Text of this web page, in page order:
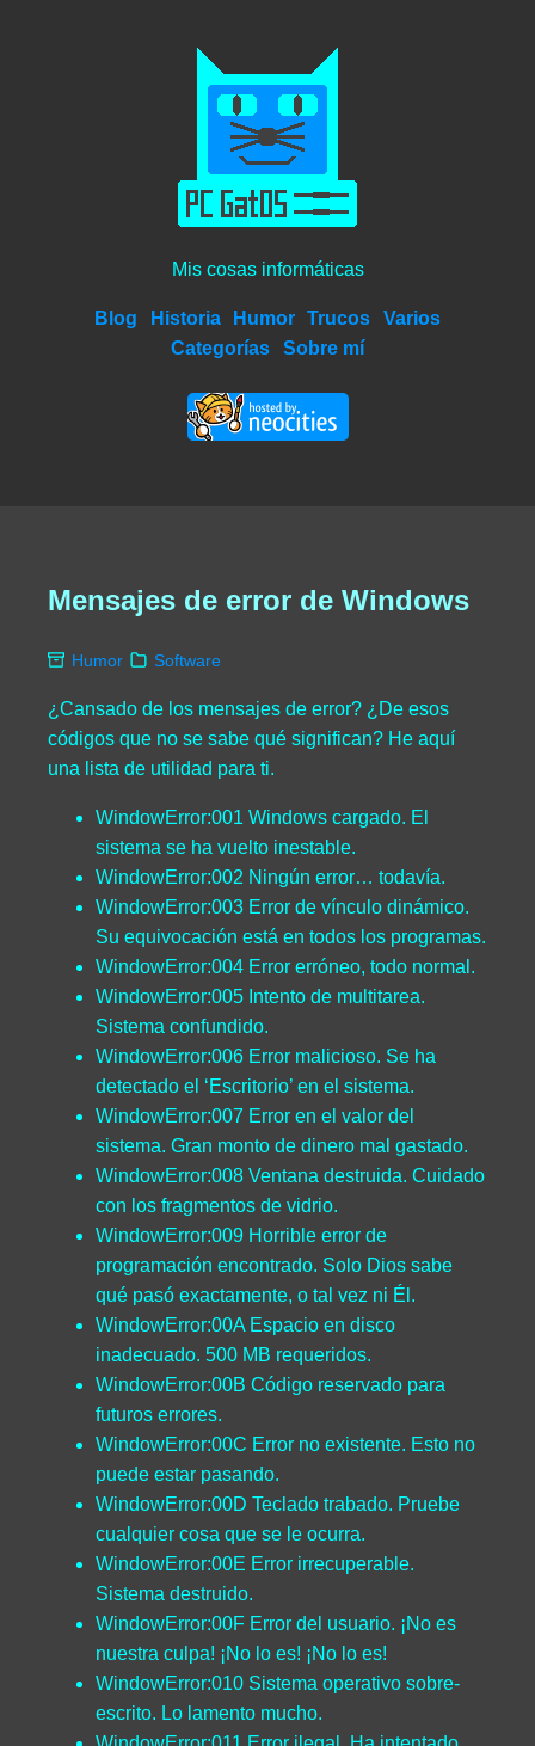
Mis cosas informáticas
Blog Historia Humor Trucos
Varios
Categorías
Sobre mí
Mensajes de error de Windows
Humor Software
¿Cansado de los mensajes de error? ¿De esos
códigos que no se sabe qué significan? He aquí
una lista de utilidad para ti.
WindowError:001 Windows cargado. El
sistema se ha vuelto inestable.
WindowError:002 Ningún error… todavía.
WindowError:003 Error de vínculo dinámico.
Su equivocación está en todos los programas.
WindowError:004 Error erróneo, todo normal.
WindowError:005 Intento de multitarea.
Sistema confundido.
WindowError:006 Error malicioso. Se ha
detectado el ‘Escritorio’ en el sistema.
WindowError:007 Error en el valor del
sistema. Gran monto de dinero mal gastado.
WindowError:008 Ventana destruida. Cuidado
con los fragmentos de vidrio.
WindowError:009 Horrible error de
programación encontrado. Solo Dios sabe
qué pasó exactamente, o tal vez ni Él.
WindowError:00A Espacio en disco
inadecuado. 500 MB requeridos.
WindowError:00B Código reservado para
futuros errores.
WindowError:00C Error no existente. Esto no
puede estar pasando.
WindowError:00D Teclado trabado. Pruebe
cualquier cosa que se le ocurra.
WindowError:00E Error irrecuperable.
Sistema destruido.
WindowError:00F Error del usuario. ¡No es
nuestra culpa! ¡No lo es! ¡No lo es!
WindowError:010 Sistema operativo sobre-
escrito. Lo lamento mucho.